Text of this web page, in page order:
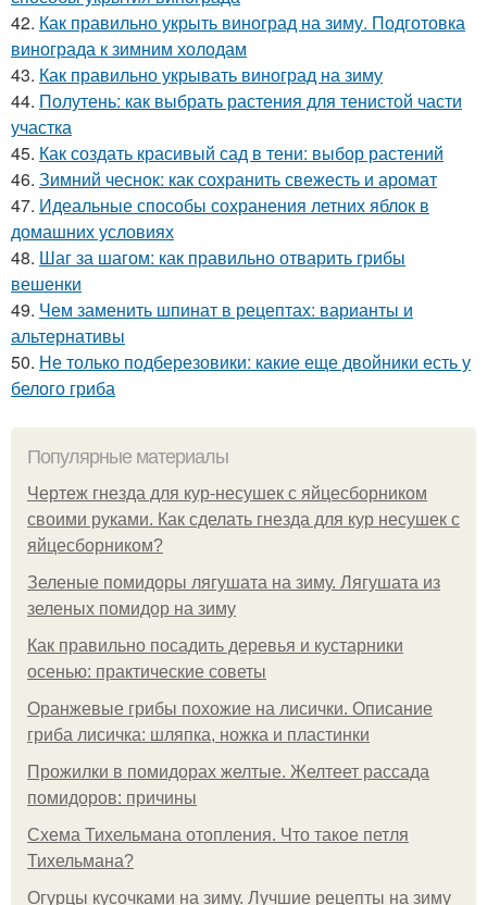
42. Как правильно укрыть виноград на зиму. Подготовка
винограда к зимним холодам
43. Как правильно укрывать виноград на зиму
44. Полутень: как выбрать растения для тенистой части
участка
45. Как создать красивый сад в тени: выбор растений
46. Зимний чеснок: как сохранить свежесть и аромат
47. Идеальные способы сохранения летних яблок в
домашних условиях
48. Шаг за шагом: как правильно отварить грибы
вешенки
49. Чем заменить шпинат в рецептах: варианты и
альтернативы
50. Не только подберезовики: какие еще двойники есть у
белого гриба
Популярные материалы
Чертеж гнезда для кур-несушек с яйцесборником
своими руками. Как сделать гнезда для кур несушек с
яйцесборником?
Зеленые помидоры лягушата на зиму. Лягушата из
зеленых помидор на зиму
Как правильно посадить деревья и кустарники
осенью: практические советы
Оранжевые грибы похожие на лисички. Описание
гриба лисичка: шляпка, ножка и пластинки
Прожилки в помидорах желтые. Желтеет рассада
помидоров: причины
Схема Тихельмана отопления. Что такое петля
Тихельмана?
Огурцы кусочками на зиму. Лучшие рецепты на зиму